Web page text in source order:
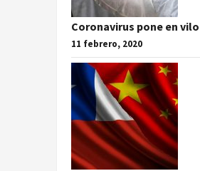
Coronavirus pone en
11 febrero, 2020